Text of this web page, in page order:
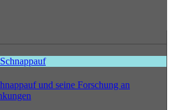
und seine Forschung an